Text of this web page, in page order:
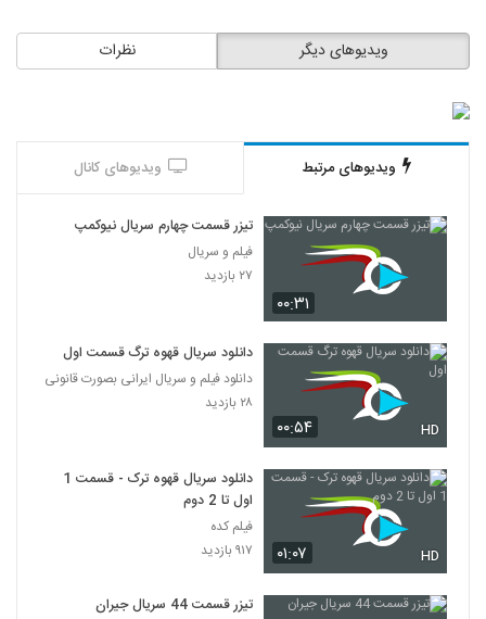
نظرات ویدیوهای دیگر
ویدیوهای مرتبط ویدیوهای کانال
۰۰:۳۱
تیزر قسمت چهارم سریال نیوکمپ
فیلم و سریال
۲۷ بازدید
۰۰:۵۴ HD
دانلود سریال قهوه ترگ قسمت اول
دانلود فیلم و سریال ایرانی بصورت قانونی
۲۸ بازدید
۰۱:۰۷ HD
دانلود سریال قهوه ترک - قسمت 1
اول تا 2 دوم
فیلم کده
۹۱۷ بازدید
تیزر قسمت 44 سریال جیران